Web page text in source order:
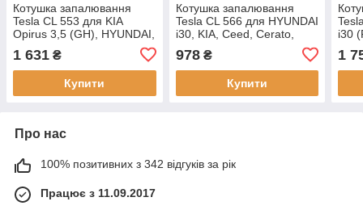
Котушка запалювання
Tesla CL 553 для KIA
Opirus 3,5 (GH), HYUNDAI,
27300-39700
1 631 ₴
Купити
Котушка запалювання
Tesla CL 566 для HYUNDAI
i30, KIA, Ceed, Cerato,
27301-2B000,
978₴
Купити
i30
1
Про нас
100% позитивних з 342 відгуків за рік
Працює з 11.09.2017